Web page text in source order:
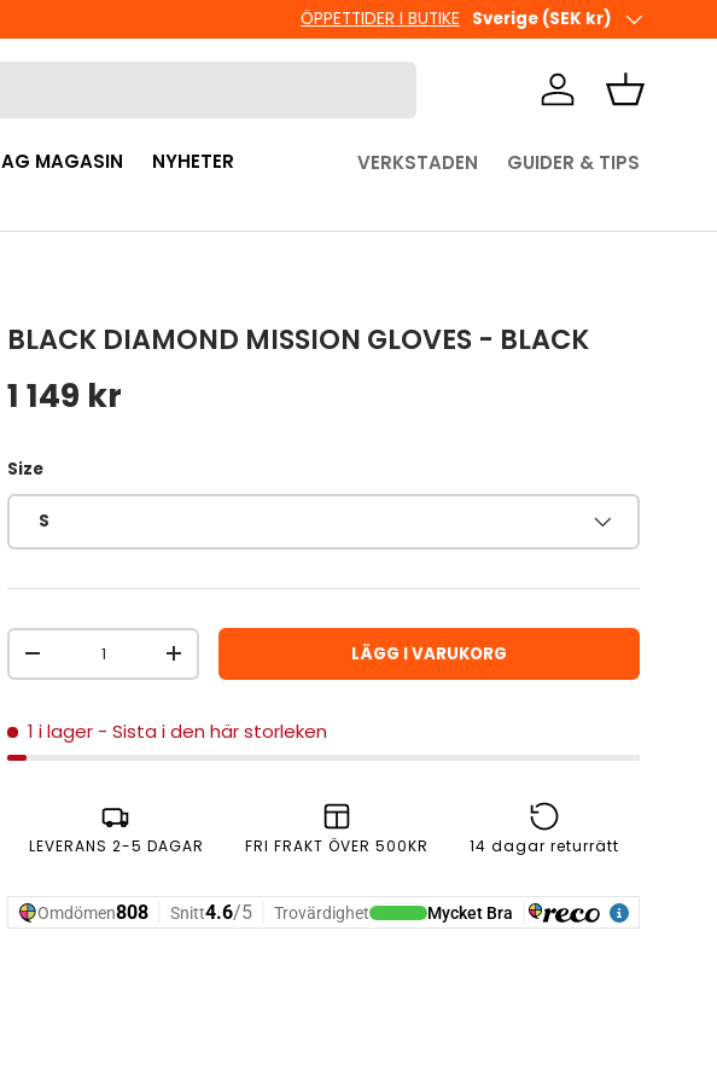
Ute i sista minuten? Välj
Land/Region
Sverige (SEK kr)
Logga inKorg
AG MAGASIN
NYHETER
VERKSTADEN GUIDER & TIPS
BLACK DIAMOND MISSION GLOVES - BLACK
Ordinarie pris
1 149 kr
Size
S
Antal
MINSKA ANTAL
ÖKA ANTAL LÄGG I VARUKORG
1 i lager - Sista i den här storleken
LEVERANS 2-5 DAGAR FRI FRAKT ÖVER 500KR 14 dagar returrätt